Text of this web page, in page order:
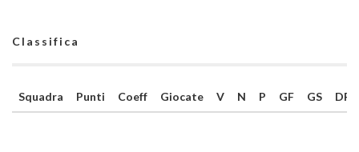
Classifica
Squadra Punti Coeff Giocate V N P GF GS DR